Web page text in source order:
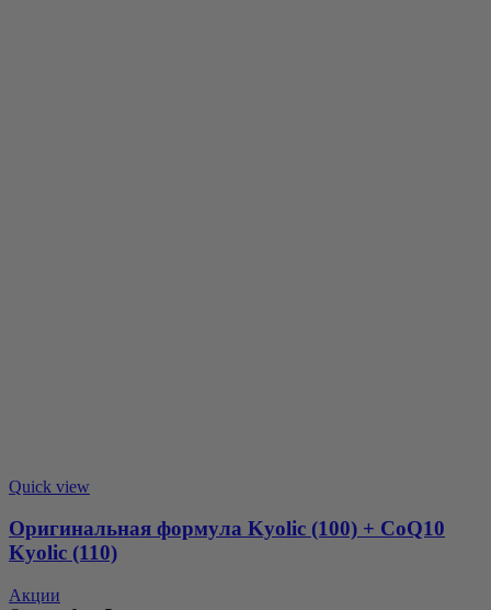
Quick view
Оригинальная формула Kyolic (100) + CoQ10
Kyolic (110)
Акции